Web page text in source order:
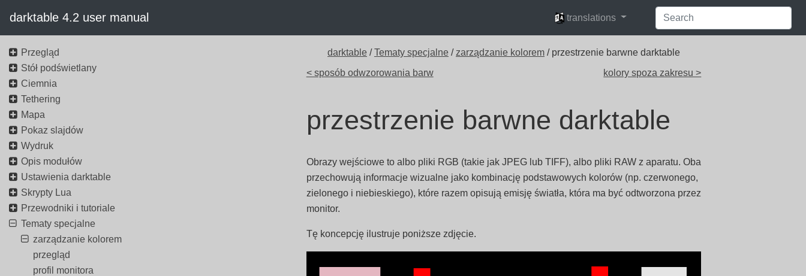
darktable 4.2 user manual languages
translations
darktable /Tematy specjalne / zarządzanie kolorem / przestrzenie barwne darktable
< sposób odwzorowania barw
kolory spoza zakresu >
przestrzenie barwne darktable
Obrazy wejściowe to albo pliki RGB (takie jak JPEG lub TIFF), albo pliki RAW z aparatu. Oba
przechowują informacje wizualne jako kombinację podstawowych kolorów (np. czerwonego,
zielonego i niebieskiego), które razem opisują emisję światła, która ma być odtworzona przez
monitor.
Tę koncepcję ilustruje poniższe zdjęcie.
Przegląd
Stół podświetlany
Ciemnia
Tethering
Mapa
Pokaz slajdów
Wydruk
Opis modułów
Ustawienia darktable
Skrypty Lua
Przewodniki i tutoriale
Tematy specjalne
zarządzanie kolorem
przegląd
profil monitora